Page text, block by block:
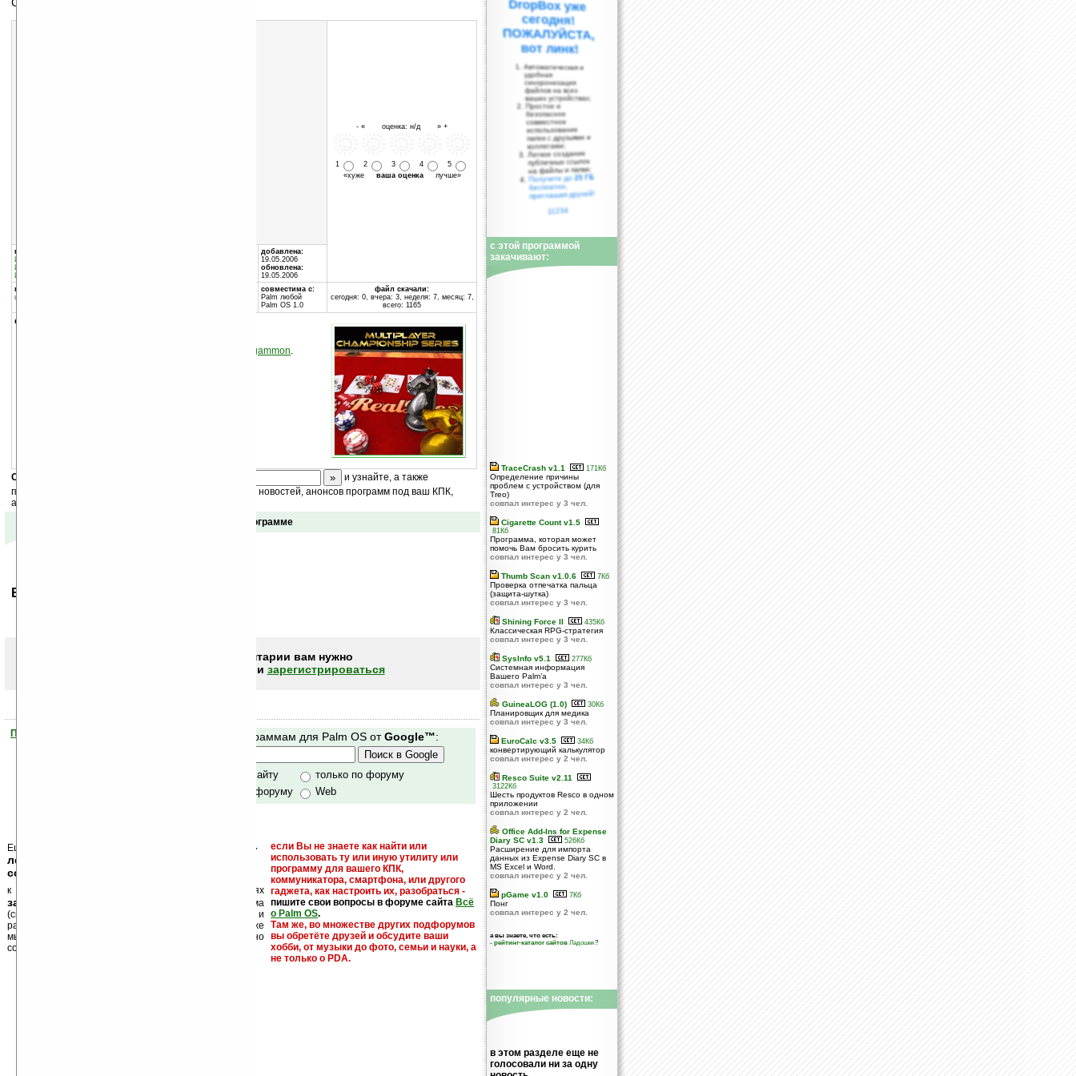
- « оценка: н/д » +
1 2 3 4
5
«хуже ваша оценкалучше»
группы программы:
Игры
Игры
Игры
добавлена:
19.05.2006
обновлена:
19.05.2006
программа:
шареварная
совместима с:
Palm любой
Palm OS 1.0
файл скачали:
сегодня: 0, вчера: 3, неделя: 7, месяц: 7,
всего: 1165
описание:
Backgammon.
Скоро
и узнайте, а также
получайте ежедневный или еженедельный дайджест новостей, анонсов программ под ваш КПК,
акций сайта на ваш почтовый ящик.
Отзывы о программе
Ваше мнение будет первым.
Чтобы писать комментарии вам нужно
или зарегистрироваться
Помогите Ладошкам стать лучше
Поиск по программам для Palm OS отGoogle™:
только по сайту
только по форуму
по сайту и форуму
Web
Еще раз обращаем внимание, что
кейгены, кряки -
лекарства, серийные номера, ключи и
ссылки на варезные сайты
если Вы не знаете как найти или
использовать ту или иную утилиту или
программу для вашего КПК,
коммуникатора, смартфона, или другого
гаджета, как настроить их, разобраться -
пишите свои вопросы в форуме сайта Всё
о Palm OS.
Там же, во множестве других подфорумов
вы обретёте друзей и обсудите ваши
хобби, от музыки до фото, семьи и науки, а
не только о PDA.
к публикации на нашем сайте в комментариях
запрещены
, как и несанкционированная реклама
(спам). Мы поддерживаем авторов программ и
развитие легального программного обеспечения. Также
мы призываем Вас поддерживать авторов, особенно
создающих бесплатные (freeware) программы.
вот линк!
Автоматическая и
удобная
синхронизация
файлов на всех
ваших устройствах;
Простое и
безопасное
совместное
использование
папок с друзьями и
коллегами;
Легкое создание
публичных ссылок
на файлы и папки;
Получите до25 ГБ
бесплатно,
приглашая друзей!
11234
с этой программой
закачивают:
TraceCrash v1.1 171Кб
Определение причины
проблем с устройством (для
Treo)
совпал интерес у 3 чел.
Cigarette Count v1.5
81Кб
Программа, которая может
помочь Вам бросить курить
совпал интерес у 3 чел.
Thumb Scan v1.0.6 7Кб
Проверка отпечатка пальца
(защита-шутка)
совпал интерес у 3 чел.
Shining Force II 435Кб
Классическая RPG-стратегия
совпал интерес у 3 чел.
SysInfo v5.1 277Кб
Системная информация
Вашего Palm’а
совпал интерес у 3 чел.
GuineaLOG (1.0) 30Кб
Планировщик для медика
совпал интерес у 3 чел.
EuroCalc v3.5 34Кб
конвертирующий калькулятор
совпал интерес у 2 чел.
Resco Suite v2.11
3122Кб
Шесть продуктов Resco в одном
приложении
совпал интерес у 2 чел.
Office Add-Ins for Expense
Diary SC v1.3
526Кб
Расширение для импорта
данных из Expense Diary SC в
MS Excel и Word.
совпал интерес у 2 чел.
pGame v1.0 7Кб
Понг
совпал интерес у 2 чел.
а вы знаете, что есть:
- рейтинг-каталог сайтов Ладошек?
популярные новости:
в этом разделе еще не
голосовали ни за одну